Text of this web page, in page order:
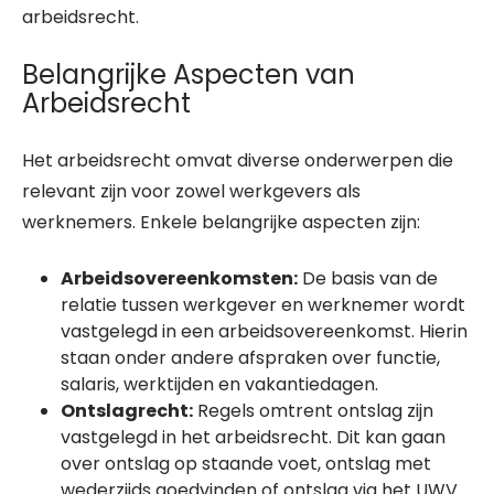
arbeidsrecht.
Belangrijke Aspecten van
Arbeidsrecht
Het arbeidsrecht omvat diverse onderwerpen die
relevant zijn voor zowel werkgevers als
werknemers. Enkele belangrijke aspecten zijn:
Arbeidsovereenkomsten: De basis van de
relatie tussen werkgever en werknemer wordt
vastgelegd in een arbeidsovereenkomst. Hierin
staan onder andere afspraken over functie,
salaris, werktijden en vakantiedagen.
Ontslagrecht: Regels omtrent ontslag zijn
vastgelegd in het arbeidsrecht. Dit kan gaan
over ontslag op staande voet, ontslag met